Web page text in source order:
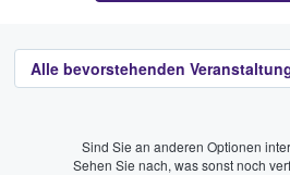
Alle bevorstehenden
Sind Sie an anderen Optionen
Sehen Sie nach, was sonst noch